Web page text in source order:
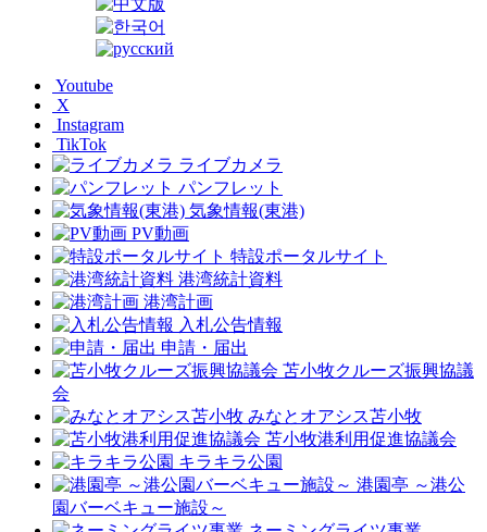
Youtube
X
Instagram
TikTok
ライブカメラ
パンフレット
気象情報(東港)
PV動画
特設ポータルサイト
港湾統計資料
港湾計画
入札公告情報
申請・届出
苫小牧クルーズ振興協議
会
みなとオアシス苫小牧
苫小牧港利用促進協議会
キラキラ公園
港園亭 ～港公
園バーベキュー施設～